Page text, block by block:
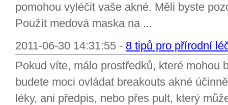
pomohou vyléčit vaše akné. Měli byste
Použít medová maska na ...
2011-06-30 14:31:55 - 8 tipů pro přírodní
Pokud víte, málo prostředků, které mohou
budete moci ovládat breakouts akné
léky, ani předpis, nebo přes pult, který